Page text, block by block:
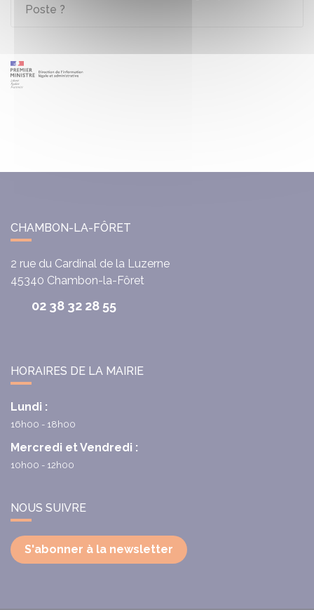
Poste ?
CHAMBON-LA-FÔRET
2 rue du Cardinal de la Luzerne
45340 Chambon-la-Fôret
02 38 32 28 55
HORAIRES DE LA MAIRIE
Lundi :
16h00 - 18h00
Mercredi et Vendredi :
10h00 - 12h00
NOUS SUIVRE
S'abonner à la newsletter